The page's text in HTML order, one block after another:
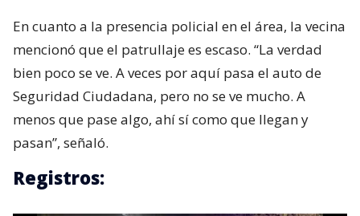
En cuanto a la presencia policial en el área, la vecina
mencionó que el patrullaje es escaso. “La verdad
bien poco se ve. A veces por aquí pasa el auto de
Seguridad Ciudadana, pero no se ve mucho. A
menos que pase algo, ahí sí como que llegan y
pasan”, señaló.
Registros: